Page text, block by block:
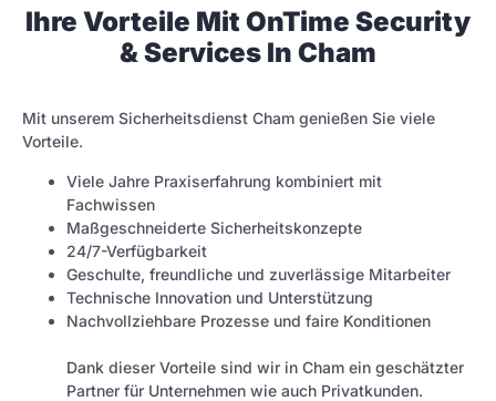
Ihre Vorteile Mit OnTime Security
& Services In Cham
Mit unserem Sicherheitsdienst Cham genießen Sie viele
Vorteile.
Viele Jahre Praxiserfahrung kombiniert mit
Fachwissen
Maßgeschneiderte Sicherheitskonzepte
24/7-Verfügbarkeit
Geschulte, freundliche und zuverlässige Mitarbeiter
Technische Innovation und Unterstützung
Nachvollziehbare Prozesse und faire Konditionen
Dank dieser Vorteile sind wir in Cham ein geschätzter
Partner für Unternehmen wie auch Privatkunden.